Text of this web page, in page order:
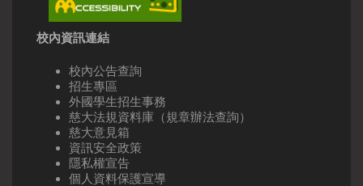
校內資訊連結
校內公告查詢
招生專區
外國學生招生事務
慈大法規資料庫（規章辦法查詢）
慈大意見箱
資訊安全政策
隱私權宣告
個人資料保護宣導